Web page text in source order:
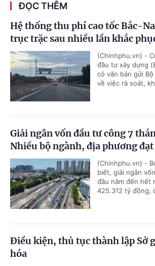
ĐỌC THÊM
Hệ thống thu phí cao tốc Bắc-
trục trặc sau nhiều lần khắc
(Chinhphu.vn) -
đầu tư xây dựng
có văn bản gửi
về việc rà soát,
Giải ngân vốn đầu tư công 7
Nhiều bộ ngành, địa phương
(Chinhphu.vn) -
biết, giải ngân
đầu năm đến hết
425.312 tỷ đồng,
Điều kiện, thủ tục thành lập Sở
hóa